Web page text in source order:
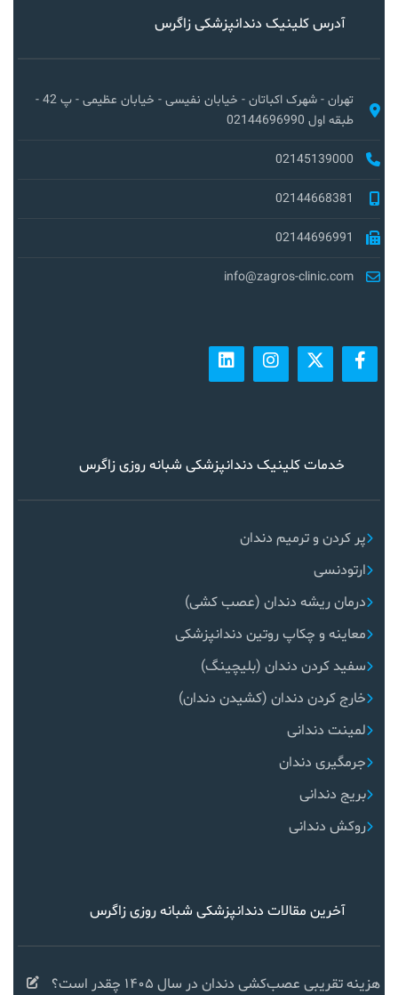
آدرس کلینیک دندانپزشکی زاگرس
تهران - شهرک اکباتان - خیابان نفیسی - خیابان عظیمی - پ 42 -
طبقه اول 02144696990
02145139000
02144668381
02144696991
info@zagros-clinic.com
خدمات کلینیک دندانپزشکی شبانه روزی زاگرس
پر کردن و ترمیم دندان
ارتودنسی
درمان ریشه دندان (عصب کشی)
معاینه و چکاپ روتین دندانپزشکی
سفید کردن دندان (بلیچینگ)
خارج کردن دندان (کشیدن دندان)
لمینت دندانی
جرمگیری دندان
بریج دندانی
روکش دندانی
آخرین مقالات دندانپزشکی شبانه روزی زاگرس
هزینه تقریبی عصب‌کشی دندان در سال ۱۴۰۵ چقدر است؟